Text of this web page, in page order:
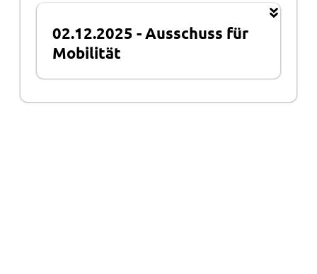
02.12.2025 -Ausschuss für
Mobilität